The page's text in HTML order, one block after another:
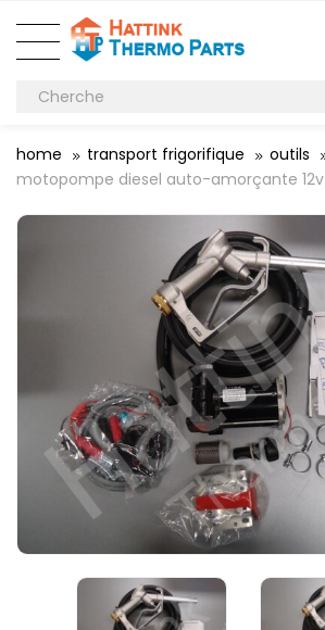
home transport frigorifique outils
motopompe diesel auto-amorçante 12v